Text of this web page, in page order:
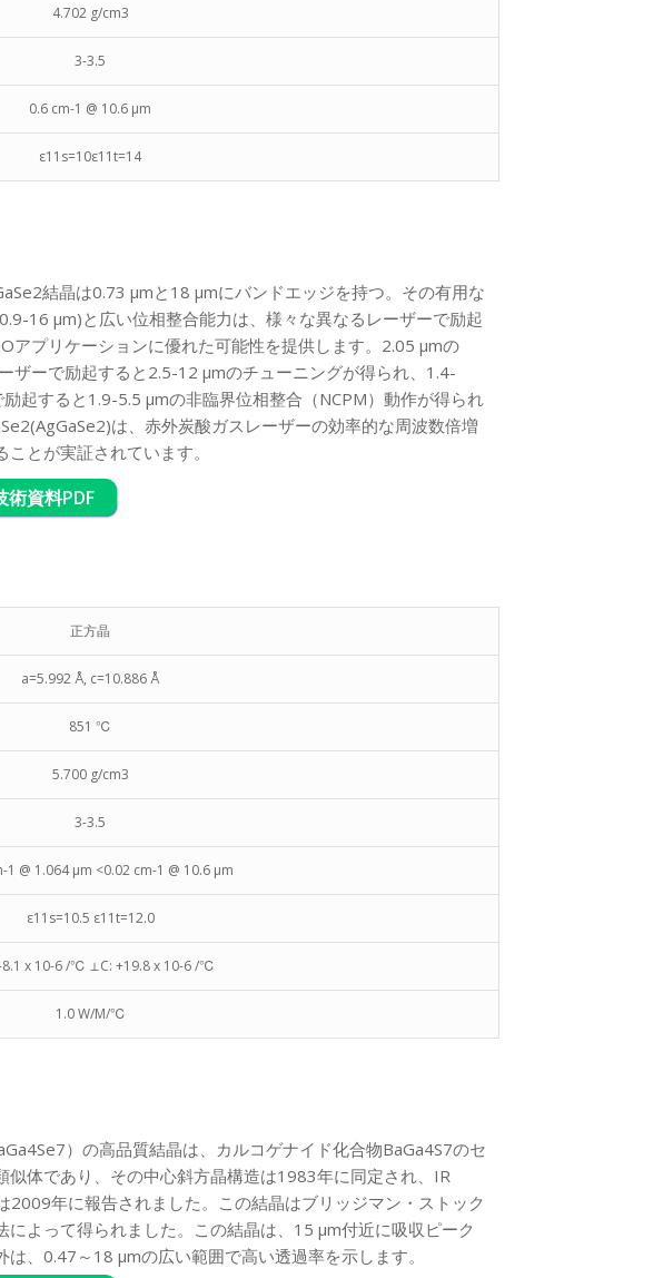
4.702 g/cm3
3-3.5
0.6 cm-1 @ 10.6 µm
ε11s=10ε11t=14
結晶は0.73 μmと18 μmにバンドエッジを持つ。その有用な
16 µm)と広い位相整合能力は、様々な異なるレーザーで励起
アプリケーションに優れた可能性を提供します。2.05 µmの
ザーで励起すると2.5-12 µmのチューニングが得られ、1.4-
起すると1.9-5.5 µmの非臨界位相整合（NCPM）動作が得られ
は、赤外炭酸ガスレーザーの効率的な周波数倍増
ことが実証されています。
術資料PDF
正方晶
a=5.992 Å, c=10.886 Å
851 ℃
5.700 g/cm3
3-3.5
1 @ 1.064 µm <0.02 cm-1 @ 10.6 µm
ε11s=10.5 ε11t=12.0
x 10-6 /℃ ⊥C: +19.8 x 10-6 /℃
1.0 W/M/℃
）の高品質結晶は、カルコゲナイド化合物BaGa4S7のセ
似体であり、その中心斜方晶構造は1983年に同定され、IR
2009年に報告されました。この結晶はブリッジマン・ストック
によって得られました。この結晶は、15 μm付近に吸収ピーク
は、0.47～18 μmの広い範囲で高い透過率を示します。